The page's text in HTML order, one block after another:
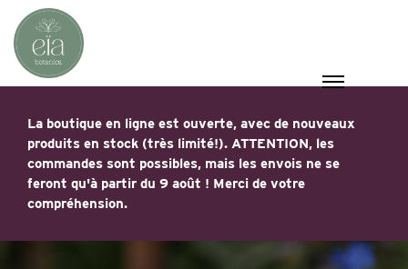
La boutique en ligne est ouverte, avec de nouveaux
produits en stock (très limité!). ATTENTION, les
commandes sont possibles, mais les envois ne se
feront qu'à partir du 9 août ! Merci de votre
compréhension.